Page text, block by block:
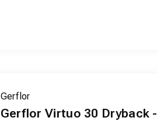
Gerflor
Gerflor Virtuo 30 Dryback -